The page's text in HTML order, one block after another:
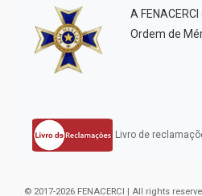
A
Ordem de
Livro de
© 2017-2026 FENACERCI | All rights